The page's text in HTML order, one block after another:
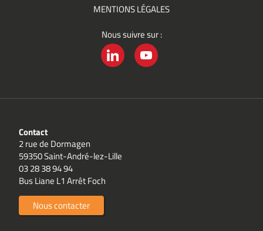
MENTIONS LÉGALES
Nous suivre sur :
Contact
2 rue de Dormagen
59350 Saint-André-lez-Lille
03 28 38 94 94
Bus Liane L1 Arrêt Foch
Nous contacter